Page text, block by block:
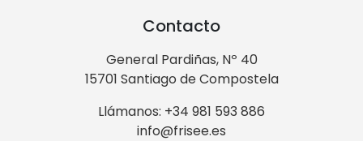
Contacto
General Pardiñas, Nº 40
15701 Santiago de Compostela
Llámanos: +34 981 593 886
info@frisee.es